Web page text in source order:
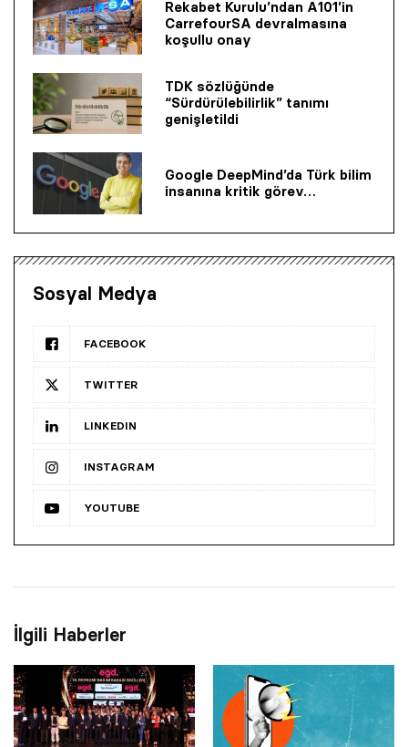
Rekabet Kurulu’ndan A101’in
CarrefourSA devralmasına
koşullu onay
TDK sözlüğünde
“Sürdürülebilirlik” tanımı
genişletildi
Google DeepMind’da Türk bilim
insanına kritik görev…
Sosyal Medya
FACEBOOK
TWITTER
LINKEDIN
INSTAGRAM
YOUTUBE
İlgili Haberler